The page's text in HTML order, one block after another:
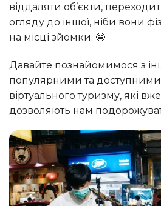
віддаляти об’єкти,
огляду до іншої, ніби вони
на місці зйомки. 🤩
Давайте познайомимося з іншими
популярними та доступними
віртуального туризму, які
дозволяють нам